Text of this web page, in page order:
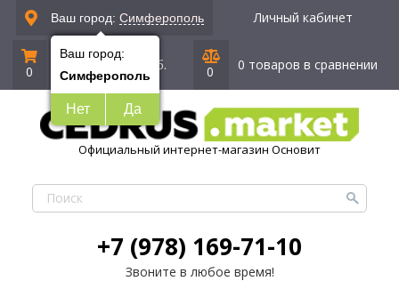
Ваш город: Симферополь
Ваш город:
Симферополь
Нет Да
Личный кабинет
0 0 позиций | 0 руб. 0 0 товаров в сравнении
Официальный интернет-магазин Основит
+7 (978) 169-71-10
Звоните в любое время!